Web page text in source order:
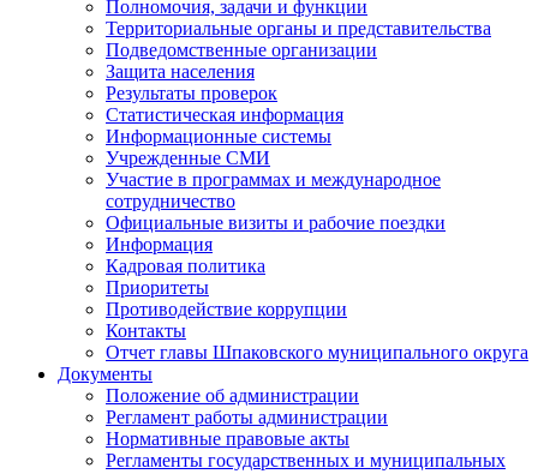
Полномочия, задачи и функции
Территориальные органы и представительства
Подведомственные организации
Защита населения
Результаты проверок
Статистическая информация
Информационные системы
Учрежденные СМИ
Участие в программах и международное
сотрудничество
Официальные визиты и рабочие поездки
Информация
Кадровая политика
Приоритеты
Противодействие коррупции
Контакты
Отчет главы Шпаковского муниципального округа
Документы
Положение об администрации
Регламент работы администрации
Нормативные правовые акты
Регламенты государственных и муниципальных